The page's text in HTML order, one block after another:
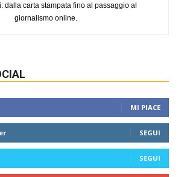
dalla carta stampata fino al passaggio al
giornalismo online.
MI PIACE
SEGUI
SEGUI